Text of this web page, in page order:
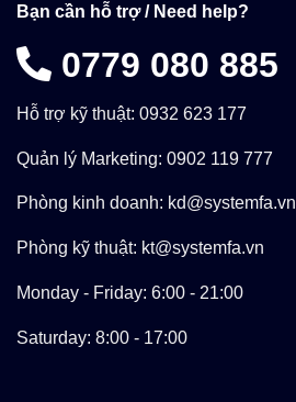
Bạn cần hỗ trợ / Need help?
0779 080 885
Hỗ trợ kỹ thuật: 0932 623 177
Quản lý Marketing: 0902 119 777
Phòng kinh doanh: kd@systemfa.vn
Phòng kỹ thuật: kt@systemfa.vn
Monday - Friday: 6:00 - 21:00
Saturday: 8:00 - 17:00